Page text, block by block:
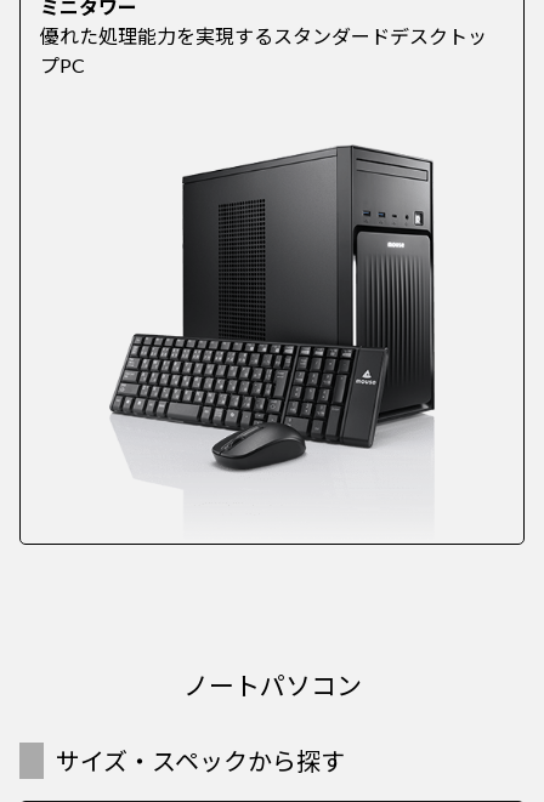
ミニタワー
優れた処理能力を実現するスタンダードデスクトッ
プPC
ノートパソコン
サイズ・スペックから探す